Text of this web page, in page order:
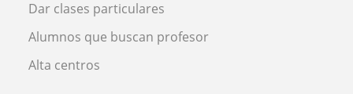
Dar clases particulares
Alumnos que buscan profesor
Alta centros